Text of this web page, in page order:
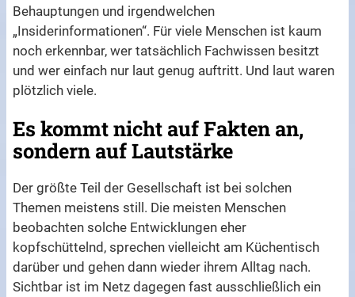
Behauptungen und irgendwelchen
„Insiderinformationen“. Für viele Menschen ist kaum
noch erkennbar, wer tatsächlich Fachwissen besitzt
und wer einfach nur laut genug auftritt. Und laut waren
plötzlich viele.
Es kommt nicht auf Fakten an,
sondern auf Lautstärke
Der größte Teil der Gesellschaft ist bei solchen
Themen meistens still. Die meisten Menschen
beobachten solche Entwicklungen eher
kopfschüttelnd, sprechen vielleicht am Küchentisch
darüber und gehen dann wieder ihrem Alltag nach.
Sichtbar ist im Netz dagegen fast ausschließlich ein